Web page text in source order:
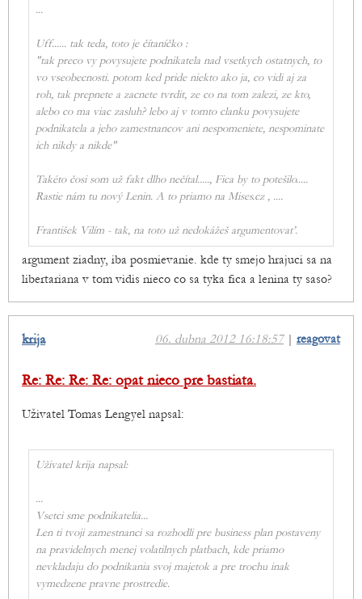
...
Uff...... tak teda, toto je čítaníčko :
"tak preco vy povysujete podnikatela nad vsetkych ostatnych, to
vo vseobecnosti. potom ked pride niekto ako ja, co vidi aj za
roh, tak prepnete a zacnete tvrdit, ze co na tom zalezi, ze kto,
alebo co ma viac zasluh? lebo aj v tomto clanku povysujete
podnikatela a jeho zamestnancov ani nespomeniete, nespominate
ich nikdy a nikde"
Takéto čosi som už fakt dlho nečítal....., Fica by to potešilo.....
Rastie nám tu nový Lenin. A to priamo na Mises.cz , ....
František Vilím - tak, na toto už nedokážeš argumentovať.
argument ziadny, iba posmievanie. kde ty smejo hrajuci sa na
libertariana v tom vidis nieco co sa tyka fica a lenina ty saso?
06. dubna 2012 16:18:57| reagovat
krija
Re: Re: Re: Re: opat nieco pre bastiata.
Uživatel Tomas Lengyel napsal:
Uživatel krija napsal:
...
Vsetci sme podnikatelia...
Len ti tvoji zamestnanci sa rozhodli pre business plan postaveny
na pravidelnych menej volatilnych platbach, kde priamo
nevkladaju do podnikania svoj majetok a pre trochu inak
vymedzene pravne prostredie.